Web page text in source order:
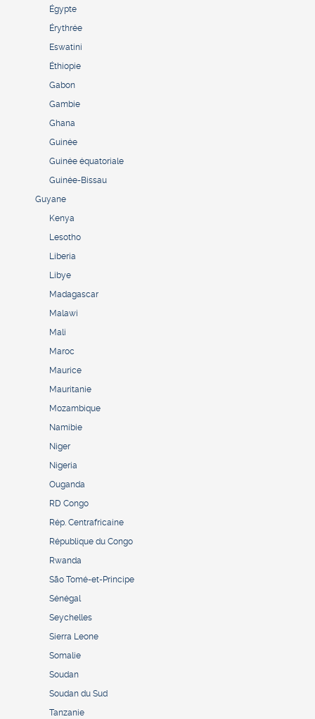
Égypte
Érythrée
Eswatini
Éthiopie
Gabon
Gambie
Ghana
Guinée
Guinée équatoriale
Guinée-Bissau
Guyane
Kenya
Lesotho
Liberia
Libye
Madagascar
Malawi
Mali
Maroc
Maurice
Mauritanie
Mozambique
Namibie
Niger
Nigeria
Ouganda
RD Congo
Rép. Centrafricaine
République du Congo
Rwanda
São Tomé-et-Principe
Sénégal
Seychelles
Sierra Leone
Somalie
Soudan
Soudan du Sud
Tanzanie